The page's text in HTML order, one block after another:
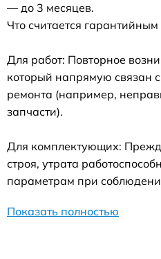
— до 3 месяцев.
Что считается
Для работ: Повторное
который напрямую связан
ремонта (например,
запчасти).
Для комплектующих:
строя, утрата
параметрам при
Показать полностью